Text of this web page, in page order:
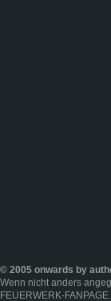
© 2005 onwards by
Wenn nicht anders
FEUERWERK-